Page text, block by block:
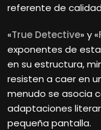
referente de
«True Detective» y «
exponentes de
en su estructura,
resisten a caer en
menudo se asocia
adaptaciones
pequeña pantalla.